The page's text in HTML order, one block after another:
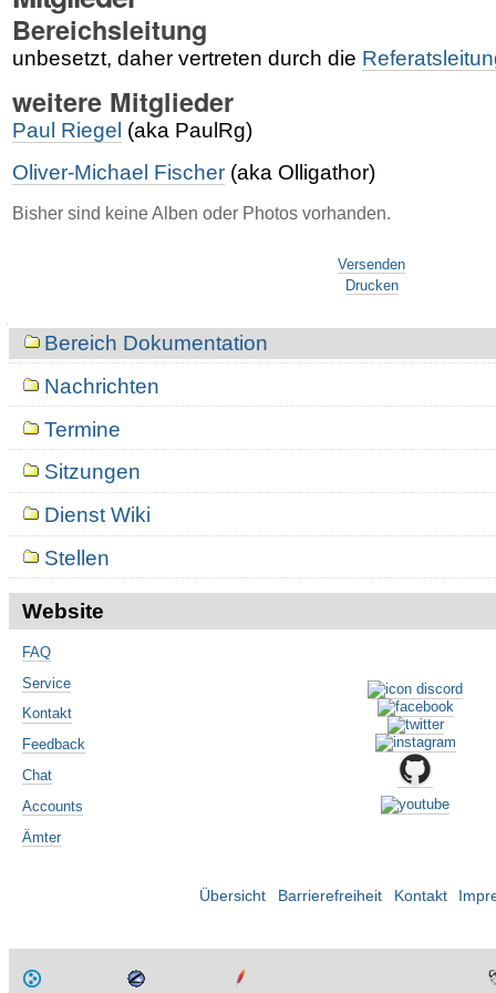
Bereichsleitung
unbesetzt, daher vertreten durch die
weitere Mitglieder
Paul Riegel (aka PaulRg)
Oliver-Michael Fischer(aka Olligathor)
Bisher sind keine Alben oder Photos vorhanden.
Versenden
Drucken
NavigationBereich Dokumentation
Nachrichten
Termine
Sitzungen
Dienst Wiki
Stellen
Website
FAQ
Service
Kontakt
Feedback
Chat
Accounts
Ämter
Übersicht Barrierefreiheit Kontakt